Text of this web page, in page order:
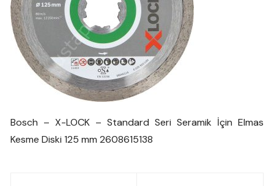
Bosch – X-LOCK – Standard Seri Seramik İçin Elmas
Kesme Diski 125 mm 2608615138